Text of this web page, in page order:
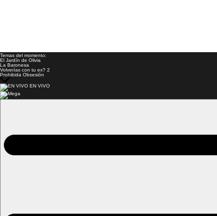
Temas del momento:
El Jardín de Olivia
La Baronesa
Volverías con tu ex? 2
Prohibida Obsesión
EN VIVO